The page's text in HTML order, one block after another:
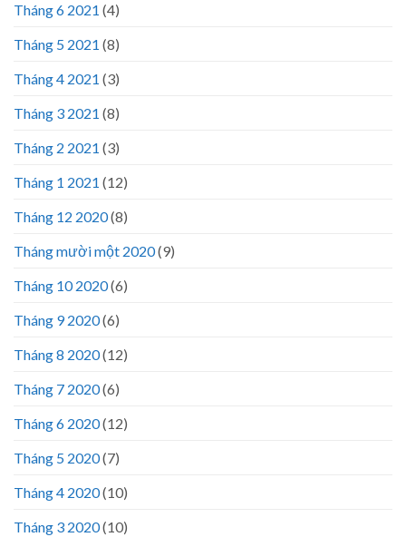
Tháng 6 2021 (4)
Tháng 5 2021 (8)
Tháng 4 2021 (3)
Tháng 3 2021 (8)
Tháng 2 2021 (3)
Tháng 1 2021 (12)
Tháng 12 2020(8)
Tháng mười một 2020(9)
Tháng 10 2020(6)
Tháng 9 2020(6)
Tháng 8 2020(12)
Tháng 7 2020(6)
Tháng 6 2020(12)
Tháng 5 2020(7)
Tháng 4 2020(10)
Tháng 3 2020(10)